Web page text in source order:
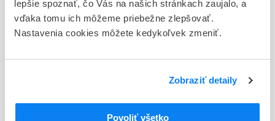
lepšie spoznať, čo Vás na našich stránkach zaujalo, a
vďaka tomu ich môžeme priebežne zlepšovať.
Nastavenia cookies môžete kedykoľvek zmeniť.
Zobraziť detaily
Povoliť všetko
Držiteľ, krajina
GlaxoSmithKline Biologicals S.A., Belgicko
ANTIINFEKTÍVA NA SYSTÉMOVÉ POUŽITIE